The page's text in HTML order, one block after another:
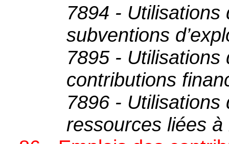
7894 -
subventions
7895 -
contributions
7896 -
ressources liées